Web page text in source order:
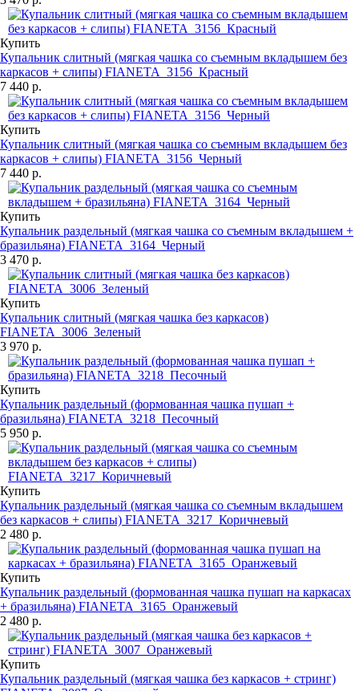
Купить
Купальник слитный (мягкая чашка со съемным вкладышем без
каркасов + слипы) FIANETA_3156_Красный
7 440 р.
Купить
Купальник слитный (мягкая чашка со съемным вкладышем без
каркасов + слипы) FIANETA_3156_Черный
7 440 р.
Купить
Купальник раздельный (мягкая чашка со съемным вкладышем +
бразильяна) FIANETA_3164_Черный
3 470 р.
Купить
Купальник слитный (мягкая чашка без каркасов)
FIANETA_3006_Зеленый
3 970 р.
Купить
Купальник раздельный (формованная чашка пушап +
бразильяна) FIANETA_3218_Песочный
5 950 р.
Купить
Купальник раздельный (мягкая чашка со съемным вкладышем
без каркасов + слипы) FIANETA_3217_Коричневый
2 480 р.
Купить
Купальник раздельный (формованная чашка пушап на каркасах
+ бразильяна) FIANETA_3165_Оранжевый
2 480 р.
Купить
Купальник раздельный (мягкая чашка без каркасов + стринг)